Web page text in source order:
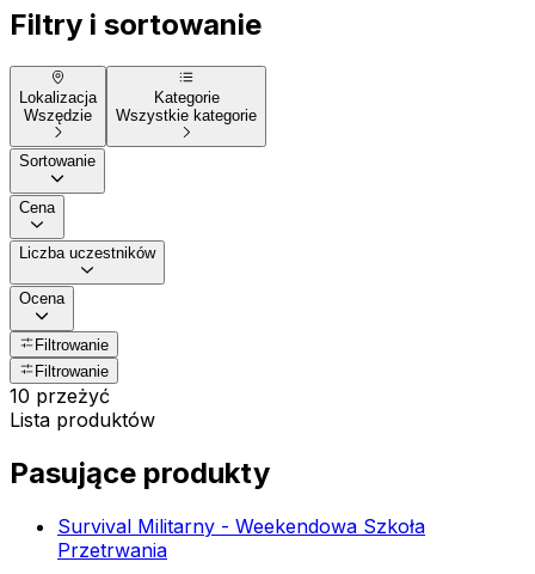
Filtry i sortowanie
Lokalizacja
Wszędzie
Kategorie
Wszystkie kategorie
Sortowanie
Cena
Liczba uczestników
Ocena
Filtrowanie
Filtrowanie
10 przeżyć
Lista produktów
Pasujące produkty
Survival Militarny - Weekendowa Szkoła
Przetrwania